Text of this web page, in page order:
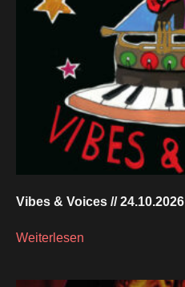
Vibes & Voices // 24.10.2026
Weiterlesen